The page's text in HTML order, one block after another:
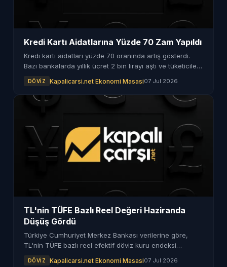
Kredi Kartı Aidatlarına Yüzde 70 Zam Yapıldı
Kredi kartı aidatları yüzde 70 oranında artış gösterdi.
Bazı bankalarda yıllık ücret 2 bin lirayı aştı ve tüketiciler
DÖVIZ Kapalicarsi.net Ekonomi Masasi07 Jul 2026
TL'nin TÜFE Bazlı Reel Değeri Haziranda
Düşüş Gördü
Türkiye Cumhuriyet Merkez Bankası verilerine göre,
TL'nin TÜFE bazlı reel efektif döviz kuru endeksi
DÖVIZ Kapalicarsi.net Ekonomi Masasi07 Jul 2026